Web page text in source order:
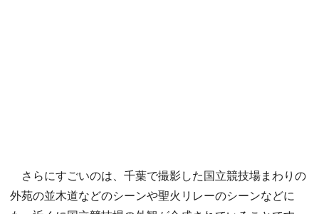
さらにすごいのは、千葉で撮影した国立競技場まわりの
外苑の並木道などのシーンや聖火リレーのシーンなどに